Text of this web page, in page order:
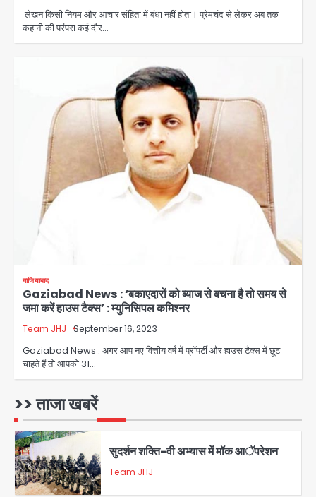
लेखन किसी नियम और आचार संहिता में बंधा नहीं होता। प्रेमचंद से लेकर अब तक
कहानी की परंपरा कई दौर…
गाजियाबाद
Gaziabad News : ‘बकाएदारों को ब्याज से बचना है तो समय से
जमा करें हाउस टैक्स’ : म्युनिसिपल कमिश्नर
Team JHJ September 16, 2023
Gaziabad News : अगर आप नए वित्तीय वर्ष में प्रॉपर्टी और हाउस टैक्स में छूट
चाहते हैं तो आपको 31…
>> ताजा खबरें
सुदर्शन शक्ति-वी अभ्यास में मॉक आॅपरेशन
एयरपोर्ट का फर्जी कर्मचारी बनकर 3 लाख
उड़ाए, अब पहुंचा सलाखों के पीछे
Team JHJ
Jewar Medical Hub: जेवर में बनेगा
एम्स से बेहतर मेडिकल हब, सीएम योगी को लिखा
Avinash Kumar
220 तैयार; जुबीन गर्ग की विरासत और बॉलीवुड
युवा इनोवेटरों की सोच से हाईटेक होगी दिल्ली
पुलिस
2
एयरपोर्ट का फर्जी कर्मचारी बनकर 3 लाख
उड़ाए, अब पहुंचा सलाखों के पीछे